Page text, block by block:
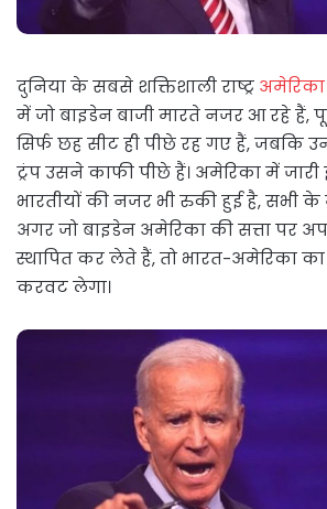
दुनिया के सबसे शक्तिशाली राष्ट्र अमेरिका
में जो बाइडेन बाजी मारते नजर आ रहे हैं,
सिर्फ छह सीट ही पीछे रह गए हैं, जबकि
ट्रंप उसने काफी पीछे हैं। अमेरिका में
भारतीयों की नजर भी रुकी हुई है, सभी
अगर जो बाइडेन अमेरिका की सत्ता पर
स्थापित कर लेते हैं, तो भारत-अमेरिका
करवट लेगा।